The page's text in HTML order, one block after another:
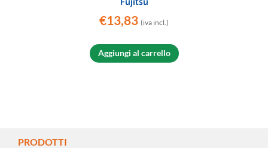
€13,83 (iva incl.)
Aggiungi al carrello
PRODOTTI